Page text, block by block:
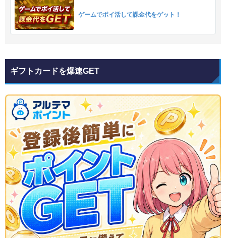
ゲームでポイ活して課金代をゲット！
ギフトカードを爆速GET